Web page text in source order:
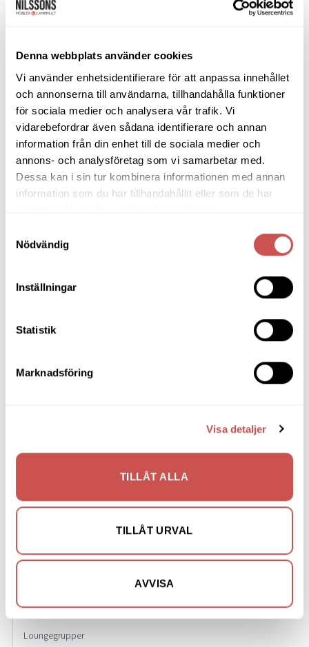
Denna webbplats använder cookies
Vi använder enhetsidentifierare för att anpassa innehållet
och annonserna till användarna, tillhandahålla funktioner
för sociala medier och analysera vår trafik. Vi
vidarebefordrar även sådana identifierare och annan
information från din enhet till de sociala medier och
annons- och analysföretag som vi samarbetar med.
Dessa kan i sin tur kombinera informationen med annan
information som du har tillhandahållit eller som de har
Nödvändig
Inställningar
Statistik
Marknadsföring
Visa detaljer
TILLÅT ALLA
TILLÅT URVAL
AVVISA
Hallmöbler
Ljusbelysta Glastavlor
Matgrupper
Mattor
Möbelvård
Pinnsoffor
Soffbord
Sängar
Utemöbler
Soffor utomhus
Loungegrupper